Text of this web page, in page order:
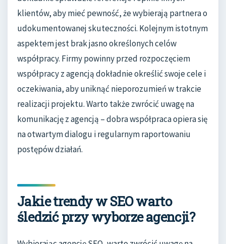
klientów, aby mieć pewność, że wybierają partnera o
udokumentowanej skuteczności. Kolejnym istotnym
aspektem jest brak jasno określonych celów
współpracy. Firmy powinny przed rozpoczęciem
współpracy z agencją dokładnie określić swoje cele i
oczekiwania, aby uniknąć nieporozumień w trakcie
realizacji projektu. Warto także zwrócić uwagę na
komunikację z agencją – dobra współpraca opiera się
na otwartym dialogu i regularnym raportowaniu
postępów działań.
Jakie trendy w SEO warto
śledzić przy wyborze agencji?